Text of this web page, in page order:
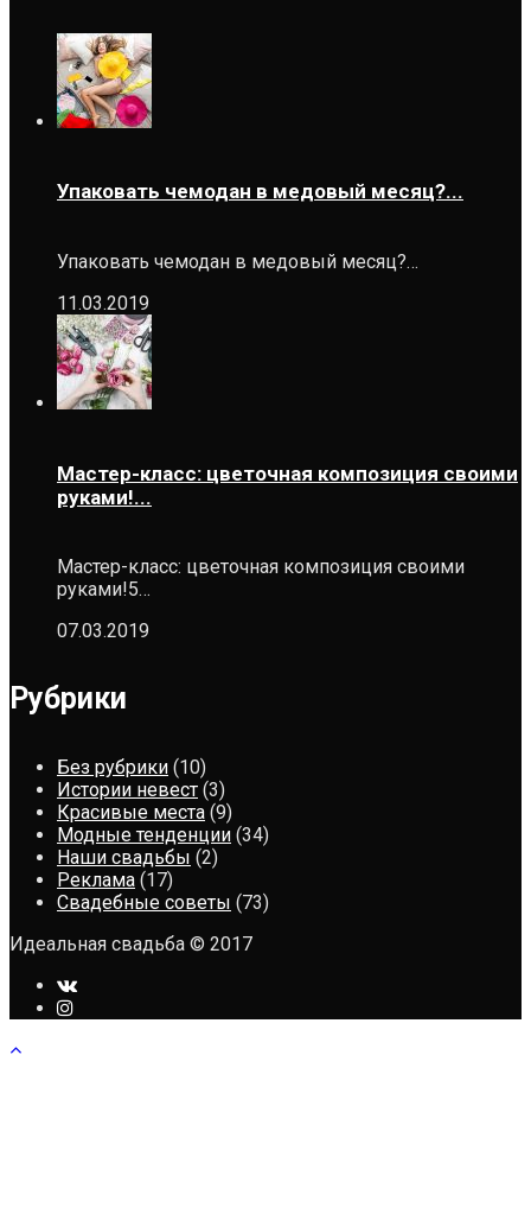
Упаковать чемодан в медовый месяц?...
Упаковать чемодан в медовый месяц?…
11.03.2019
Мастер-класс: цветочная композиция своими
руками!...
Мастер-класс: цветочная композиция своими
руками!5…
07.03.2019
Рубрики
Без рубрики (10)
Истории невест (3)
Красивые места (9)
Модные тенденции (34)
Наши свадьбы (2)
Реклама (17)
Свадебные советы (73)
Идеальная свадьба © 2017